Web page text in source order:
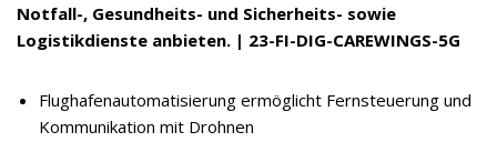
Notfall-, Gesundheits- und Sicherheits- sowie
Logistikdienste anbieten. | 23-FI-DIG-CAREWINGS-5G
Flughafenautomatisierung ermöglicht Fernsteuerung und
Kommunikation mit Drohnen